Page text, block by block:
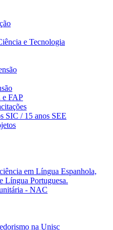
e Tecnologia
e FAP
SIC / 15 anos SEE
em Língua Espanhola,
Língua Portuguesa.
- NAC
na Unisc